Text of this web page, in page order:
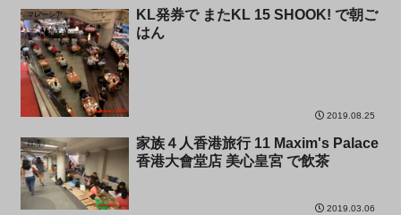
マレーシア
KL発券で またKL 15 SHOOK! で朝ご
はん
2019.08.25
台湾
家族４人香港旅行 11 Maxim's Palace
香港大會堂店 美心皇宮 で飲茶
2019.03.06